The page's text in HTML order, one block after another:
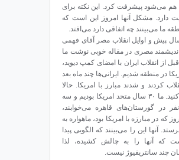
هم می‌شود پیشرفت کرد. این نکته برای
دارد. مشکل آنها امروز این است که
ما می‌بینند چه اتفاقی دارد می‌افتد.
پیش و اوایل انقلاب مصر آقای فهمی
مصری در مقاله‌ خوبی نوشت ما
از انقلاب ایران با امضای کمپ دیوید،
در منطقه شدیم. ایرانی‌ها چند ماه بعد
کردند و شدند مبارز با امریکا. حالا
مقایسه کنید. ما ۳۰ سال متحد امریکا بودیم و سه
در گورستان‌های قاهره می‌خوابند،
که در مبارزه با امریکا بود، ماهواره به
آنها این را می‌بینند که الگویی پیدا
که آنها را به چالش کشیده، لذا
چند سانتریفیوژ نیست.